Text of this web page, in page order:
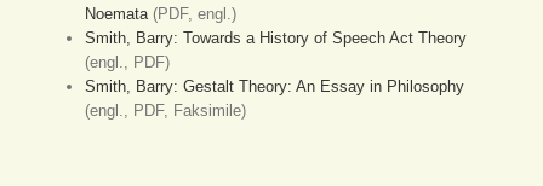
Noemata (PDF, engl.)
Smith, Barry: Towards a History of Speech Act Theory
(engl., PDF)
Smith, Barry: Gestalt Theory: An Essay in Philosophy
(engl., PDF, Faksimile)